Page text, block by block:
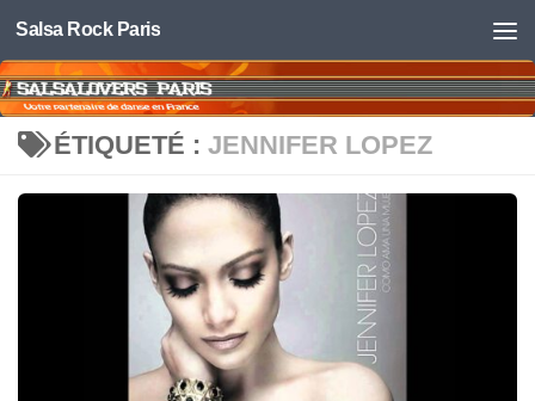
Skip to content
Salsa Rock Paris
ÉTIQUETÉ : JENNIFER LOPEZ